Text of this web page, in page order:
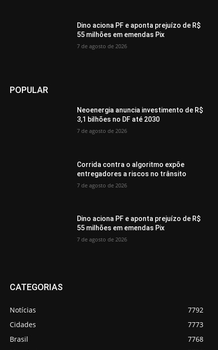
Dino aciona PF e aponta prejuízo de R$
55 milhões em emendas Pix
7 de agosto de 2026
POPULAR
Neoenergia anuncia investimento de R$
3,1 bilhões no DF até 2030
7 de agosto de 2026
Corrida contra o algoritmo expõe
entregadores a riscos no trânsito
7 de agosto de 2026
Dino aciona PF e aponta prejuízo de R$
55 milhões em emendas Pix
7 de agosto de 2026
CATEGORIAS
Notícias
7792
Cidades
7773
Brasil
7768